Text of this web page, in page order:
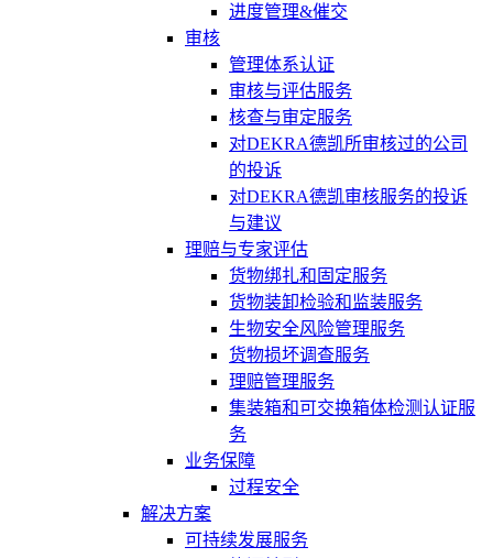
进度管理&催交
审核
管理体系认证
审核与评估服务
核查与审定服务
对DEKRA德凯所审核过的公司
的投诉
对DEKRA德凯审核服务的投诉
与建议
理赔与专家评估
货物绑扎和固定服务
货物装卸检验和监装服务
生物安全风险管理服务
货物损坏调查服务
理赔管理服务
集装箱和可交换箱体检测认证服
务
业务保障
过程安全
解决方案
可持续发展服务